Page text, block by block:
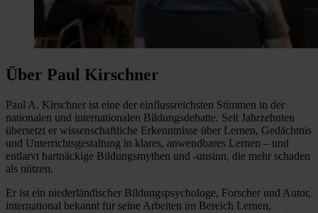
Über Paul Kirschner
Paul A. Kirschner ist eine der einflussreichsten Stimmen in der
nationalen und internationalen Bildungsdebatte. Seit Jahrzehnten
übersetzt er wissenschaftliche Erkenntnisse über Lernen, Gedächtnis
und Unterrichtsgestaltung in klares, anwendbares Lernen – und
entlarvt hartnäckige Bildungsmythen und -unsinn, die mehr schaden
als nützen.
Er ist ein niederländischer Bildungspsychologe, Forscher und Autor,
international bekannt für seine Arbeiten im Bereich Lernen,